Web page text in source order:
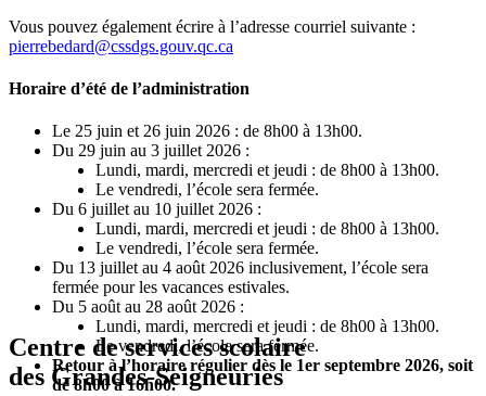
Vous pouvez également écrire à l’adresse courriel suivante :
pierrebedard@cssdgs.gouv.qc.ca
Horaire d’été de l’administration
Le 25 juin et 26 juin 2026 : de 8h00 à 13h00.
Du 29 juin au 3 juillet 2026 :
Lundi, mardi, mercredi et jeudi : de 8h00 à 13h00.
Le vendredi, l’école sera fermée.
Du 6 juillet au 10 juillet 2026 :
Lundi, mardi, mercredi et jeudi : de 8h00 à 13h00.
Le vendredi, l’école sera fermée.
Du 13 juillet au 4 août 2026 inclusivement, l’école sera
fermée pour les vacances estivales.
Du 5 août au 28 août 2026 :
Lundi, mardi, mercredi et jeudi : de 8h00 à 13h00.
Le vendredi, l’école sera fermée.
Retour à l’horaire régulier dès le 1er septembre 2026, soit
de 8h00 à 16h00.
Centre de services scolaire
des Grandes‑Seigneuries